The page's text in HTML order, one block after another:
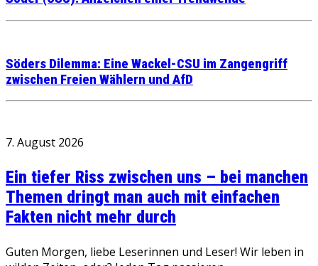
Söders Dilemma: Eine Wackel-CSU im Zangengriff
zwischen Freien Wählern und AfD
7. August 2026
Ein tiefer Riss zwischen uns – bei manchen
Themen dringt man auch mit einfachen
Fakten nicht mehr durch
Guten Morgen, liebe Leserinnen und Leser! Wir leben in